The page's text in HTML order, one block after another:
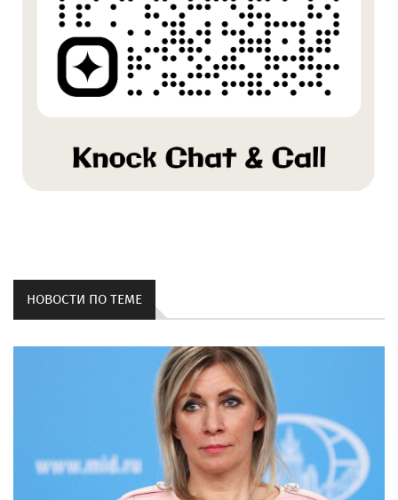
НОВОСТИ ПО ТЕМЕ